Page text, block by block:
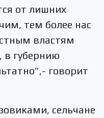
от лишних
тем более нас
властям
в губернию
говорит
сельчане